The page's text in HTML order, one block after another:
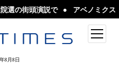
8月8日
open
menu
の街頭演説で アベノミクス「